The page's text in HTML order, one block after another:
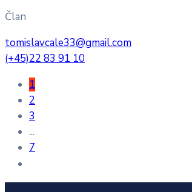
Član
tomislavcale33@gmail.com
(+45)22 83 91 10
1
2
3
...
7